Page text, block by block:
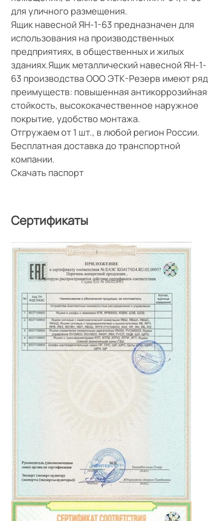
для уличного размещения.
Ящик навесной ЯН-1-63 предназначен для
использования на производственных
предприятиях, в общественных и жилых
зданиях.Ящик металлический навесной ЯН-1-
63 производства ООО ЭТК-Резерв имеют ряд
преимуществ: повышенная антикоррозийная
стойкость, высококачественное наружное
покрытие, удобство монтажа.
Отгружаем от 1 шт., в любой регион России.
Бесплатная доставка до транспортной
компании.
Скачать паспорт
Сертификаты